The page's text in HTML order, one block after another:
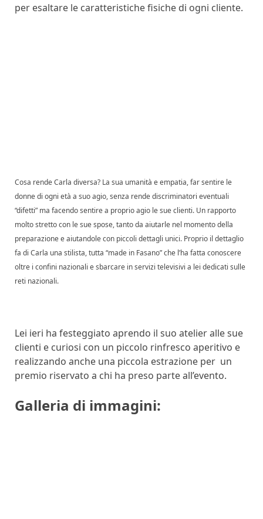
per esaltare le caratteristiche fisiche di ogni cliente.
Cosa rende Carla diversa? La sua umanità e empatia, far sentire le
donne di ogni età a suo agio, senza rende discriminatori eventuali
“difetti” ma facendo sentire a proprio agio le sue clienti. Un rapporto
molto stretto con le sue spose, tanto da aiutarle nel momento della
preparazione e aiutandole con piccoli dettagli unici. Proprio il dettaglio
fa di Carla una stilista, tutta “made in Fasano” che l’ha fatta conoscere
oltre i confini nazionali e sbarcare in servizi televisivi a lei dedicati sulle
reti nazionali.
Lei ieri ha festeggiato aprendo il suo atelier alle sue
clienti e curiosi con un piccolo rinfresco aperitivo e
realizzando anche una piccola estrazione per un
premio riservato a chi ha preso parte all’evento.
Galleria di immagini: